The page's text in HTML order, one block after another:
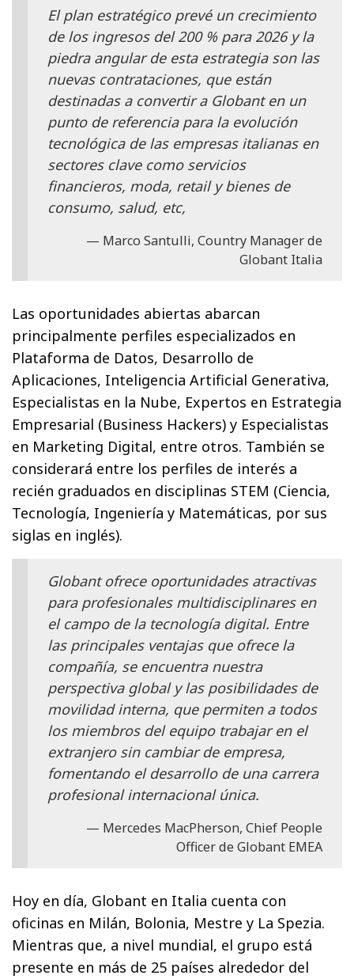
El plan estratégico prevé un crecimiento
de los ingresos del 200 % para 2026 y la
piedra angular de esta estrategia son las
nuevas contrataciones, que están
destinadas a convertir a Globant en un
punto de referencia para la evolución
tecnológica de las empresas italianas en
sectores clave como servicios
financieros, moda, retail y bienes de
consumo, salud, etc,
Marco Santulli, Country Manager de
Globant Italia
Las oportunidades abiertas abarcan
principalmente perfiles especializados en
Plataforma de Datos, Desarrollo de
Aplicaciones, Inteligencia Artificial Generativa,
Especialistas en la Nube, Expertos en Estrategia
Empresarial (Business Hackers) y Especialistas
en Marketing Digital, entre otros. También se
considerará entre los perfiles de interés a
recién graduados en disciplinas STEM (Ciencia,
Tecnología, Ingeniería y Matemáticas, por sus
siglas en inglés).
Globant ofrece oportunidades atractivas
para profesionales multidisciplinares en
el campo de la tecnología digital. Entre
las principales ventajas que ofrece la
compañía, se encuentra nuestra
perspectiva global y las posibilidades de
movilidad interna, que permiten a todos
los miembros del equipo trabajar en el
extranjero sin cambiar de empresa,
fomentando el desarrollo de una carrera
profesional internacional única.
Mercedes MacPherson, Chief People
Officer de Globant EMEA
Hoy en día, Globant en Italia cuenta con
oficinas en Milán, Bolonia, Mestre y La Spezia.
Mientras que, a nivel mundial, el grupo está
presente en más de 25 países alrededor del